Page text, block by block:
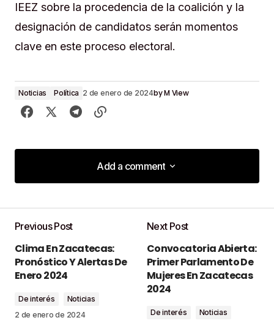
IEEZ sobre la procedencia de la coalición y la
designación de candidatos serán momentos
clave en este proceso electoral.
Noticias Política 2 de enero de 2024byM View
Add a comment
Add a comment
publicada. Los campos obligatorios están
marcados con*
Comment*
Previous Post
Clima En Zacatecas:
Pronóstico Y Alertas De
Enero 2024
De interés
Noticias
2 de enero de 2024
Next Post
Convocatoria Abierta:
Primer Parlamento De
Mujeres En Zacatecas
2024
De interés Noticias